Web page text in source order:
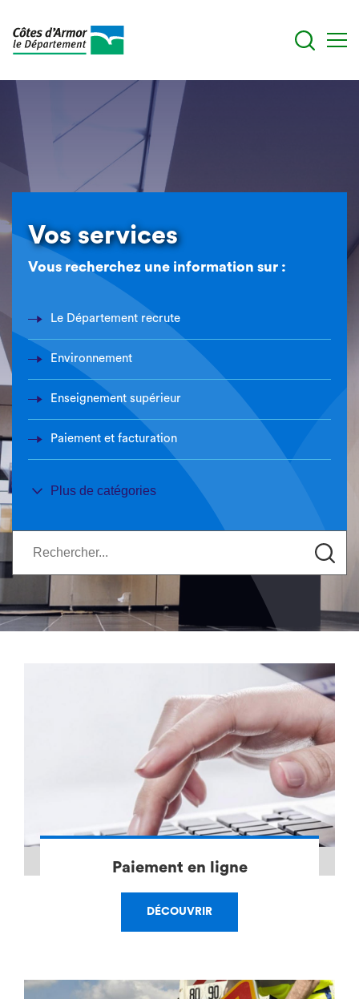
Aller
contenu
principal
Vos services
Vous recherchez une information sur :
Le Département recrute
Environnement
Enseignement supérieur
Paiement et facturation
Sport
RSA et solidarités
Collège et éducation
Jeunesse
Plus de catégories
Paiement en ligne
DÉCOUVRIR